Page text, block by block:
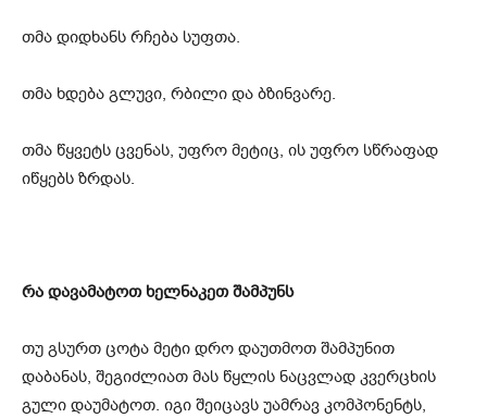
თმა დიდხანს რჩება სუფთა.
თმა ხდება გლუვი, რბილი და ბზინვარე.
თმა წყვეტს ცვენას, უფრო მეტიც, ის უფრო სწრაფად
იწყებს ზრდას.
რა დავამატოთ ხელნაკეთ შამპუნს
თუ გსურთ ცოტა მეტი დრო დაუთმოთ შამპუნით
დაბანას, შეგიძლიათ მას წყლის ნაცვლად კვერცხის
გული დაუმატოთ. იგი შეიცავს უამრავ კომპონენტს,